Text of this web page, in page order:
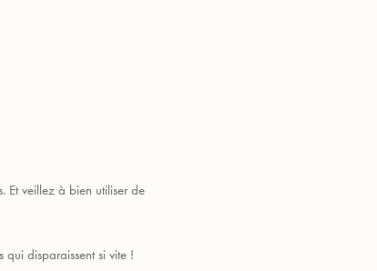
Et veillez à bien utiliser de
disparaissent si vite !